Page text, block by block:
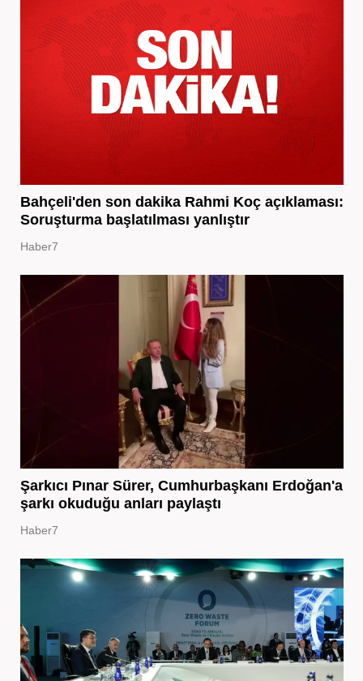
Bahçeli'den son dakika Rahmi Koç açıklaması:
Soruşturma başlatılması yanlıştır
Haber7
Şarkıcı Pınar Sürer, Cumhurbaşkanı Erdoğan'a
şarkı okuduğu anları paylaştı
Haber7